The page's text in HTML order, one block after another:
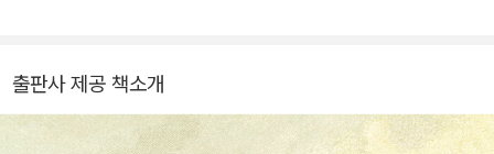
자 아일랜드의 구제와 부흥을 주장하는 팸플릿을 만들기 시작했다. 1
724년 「드레이피어의 서한」과 함께 1726년에는 『걸리버 여행기』를
런던에서 출간해 드디어 확고하게 그의 이름을 떨쳤다. 1730년대 말
출판사 제공 책소개